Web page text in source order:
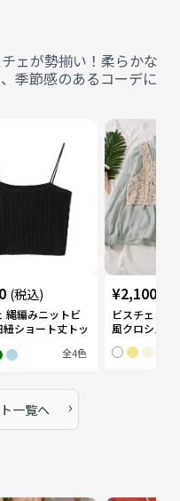
ェが勢揃い！柔らかな
季節感のあるコーデに
(税込)
縄編みニットビ
紐ショート丈トッ
全4色
¥2,100
ビスチェ 透
風クロシェビ
一覧へ ›